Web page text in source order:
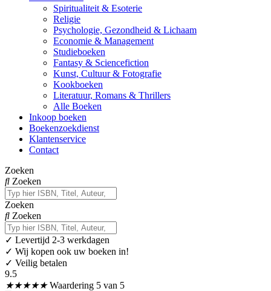
Spiritualiteit & Esoterie
Religie
Psychologie, Gezondheid & Lichaam
Economie & Management
Studieboeken
Fantasy & Sciencefiction
Kunst, Cultuur & Fotografie
Kookboeken
Literatuur, Romans & Thrillers
Alle Boeken
Inkoop boeken
Boekenzoekdienst
Klantenservice
Contact
Zoeken
Zoeken
Zoeken
Zoeken
✓ Levertijd 2-3 werkdagen
✓ Wij kopen ook uw boeken in!
✓ Veilig betalen
9.5
★★★★★ Waardering 5 van 5